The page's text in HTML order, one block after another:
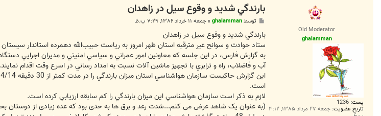
Old Moderator
ghalamman
پست: 1236
تاریخ عضویت: جمعه ۲۷ مرداد ۱۳۸۵, ۳:۱۲
بارندگي شديد و وقوع سيل در زاهدان
ت
توسطghalamman
»جمعه ۱۱ خرداد ۱۳۸۶, ۷:۲۹ ب.ظ
بارندگي شديد و وقوع سيل در زاهدان
ستاد حوادث و سوانح غير مترقبه استان ظهر امروز به رياست حبيب‌الله دهمرده استاندار
به گزارش فارس، در اين جلسه كه معاونين امور عمراني و سياسي امنيتي و مديران اجرايي
آب و فاضلاب، راه و ترابري با تجهيز ماشين‌ آلات نسبت به امداد رساني در اسرع وقت اقدام نمايند.
است.
لازم به ذكر است سازمان هواشناسي اين ميزان بارندگي را كم سابقه ارزيابي كرده است.
(به عنوان یک شاهد عرض می کنم...شدت رعد و برق ها به حدی بود که عده زیادی از دوستان